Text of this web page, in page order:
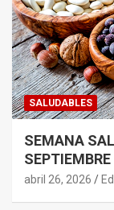
SALUDABLES
SEMANA
SEPTIEMBRE
abril 26, 2026